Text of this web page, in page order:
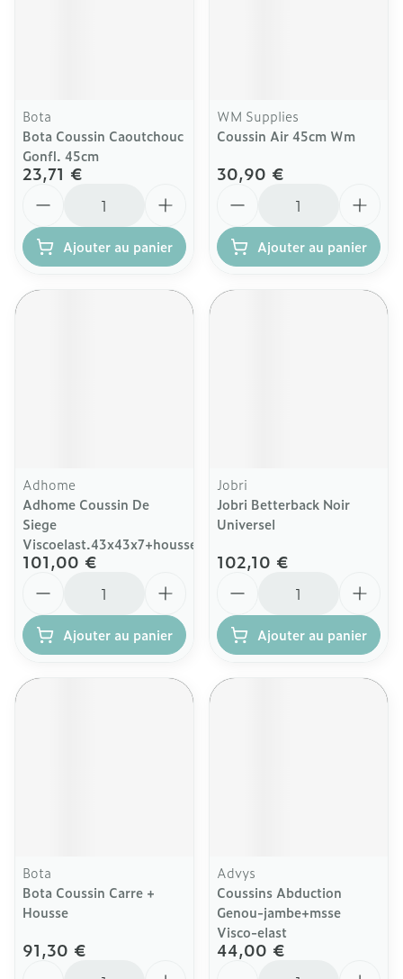
Bota
Bota Coussin Caoutchouc
Gonfl. 45cm
23,71 €
Ajouter au panier
WM Supplies
Coussin Air 45cm Wm
30,90 €
Ajouter au panier
Adhome
Adhome Coussin De
Siege
Viscoelast.43x43x7+housse
101,00 €
Ajouter au panier
Jobri
Jobri Betterback Noir
Universel
102,10 €
Ajouter au panier
Bota
Bota Coussin Carre +
Housse
91,30 €
Advys
Coussins Abduction
Genou-jambe+msse
Visco-elast
44,00 €